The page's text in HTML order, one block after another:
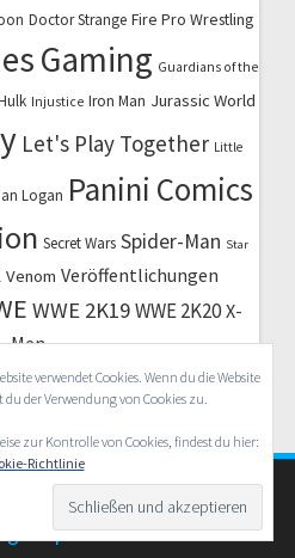
Doctor Strange Fire Pro Wrestling
Gaming Guardians of the
Injustice Iron Man Jurassic World
Let's Play Together Little
Logan Panini Comics
Secret Wars Spider-Man Star
Venom Veröffentlichungen
WWE 2K19WWE 2K20 X-
Men
WordPress mit dem Theme
Express.
verwendet Cookies. Wenn du die Website
der Verwendung von Cookies zu.
zur Kontrolle von Cookies, findest du hier:
Richtlinie